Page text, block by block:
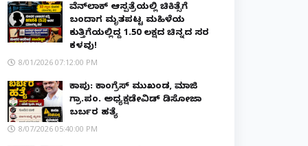
ವೆನ್‌ಲಾಕ್ ಆಸ್ಪತ್ರೆಯಲ್ಲಿ ಚಿಕಿತ್ಸೆಗೆ
ಬಂದಾಗ ಮೃತಪಟ್ಟ ಮಹಿಳೆಯ
ಕುತ್ತಿಗೆಯಲ್ಲಿದ್ದ ₹1.50 ಲಕ್ಷದ ಚಿನ್ನದ ಸರ
ಕಳವು!
8/01/2026 07:12:00 PM
ಕಾಪು: ಕಾಂಗ್ರೆಸ್ ಮುಖಂಡ, ಮಾಜಿ
ಗ್ರಾ.ಪಂ. ಅಧ್ಯಕ್ಷಡೇವಿಡ್ ಡಿಸೋಜಾ
ಬರ್ಬರ ಹತ್ಯೆ
8/07/2026 05:40:00 PM